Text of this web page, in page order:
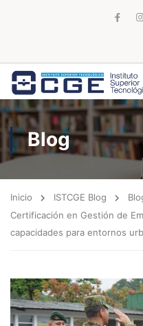
Blog
Inicio ISTCGE Blog
Certificación en Gestión de
capacidades para entornos